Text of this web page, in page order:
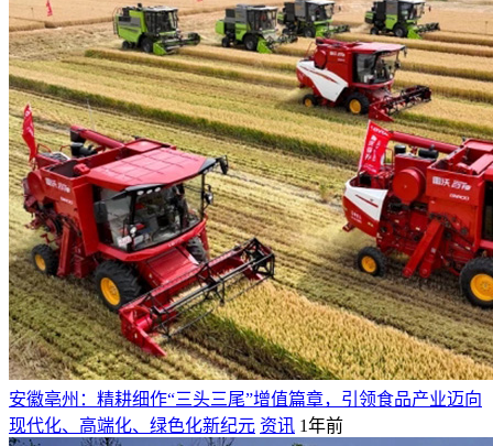
安徽亳州：精耕细作“三头三尾”增值篇章，引领食品产业迈向
现代化、高端化、绿色化新纪元 资讯 1年前